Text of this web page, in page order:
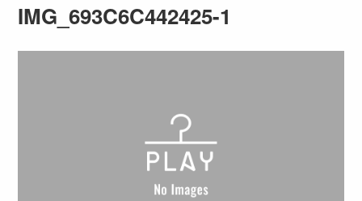
IMG_693C6C442425-1